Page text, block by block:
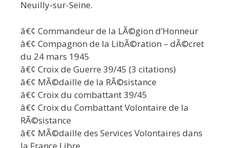
Neuilly-sur-Seine.
â€¢ Commandeur de la LÃ©gion d’Honneur
â€¢ Compagnon de la LibÃ©ration – dÃ©cret
du 24 mars 1945
â€¢ Croix de Guerre 39/45 (3 citations)
â€¢ MÃ©daille de la RÃ©sistance
â€¢ Croix du combattant 39/45
â€¢ Croix du Combattant Volontaire de la
RÃ©sistance
â€¢ MÃ©daille des Services Volontaires dans
la France Libre